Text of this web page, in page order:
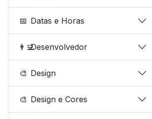
📅 Datas e Horas
👨‍💻Desenvolvedor
🎨 Design
🎨 Design e Cores